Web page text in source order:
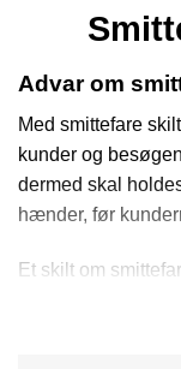
Advar om
Med smittefare
kunder og
dermed skal
hænder, før
Et skilt om
komme mange